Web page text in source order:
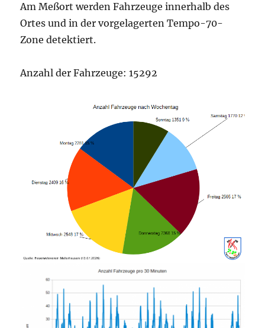
Am Meßort werden Fahrzeuge innerhalb des
Ortes und in der vorgelagerten Tempo-70-
Zone detektiert.
Anzahl der Fahrzeuge: 15292